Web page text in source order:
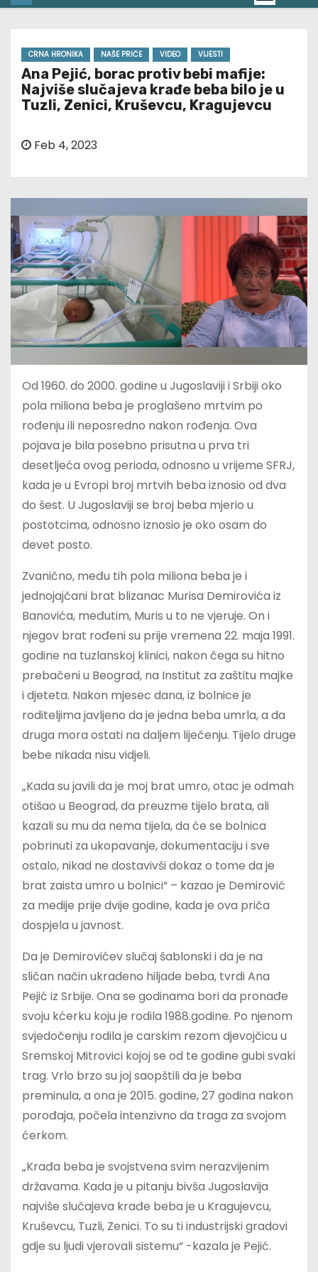
CRNA HRONIKA NAŠE PRIČE VIDEO VIJESTI
Ana Pejić, borac protiv bebi mafije:
Najviše slučajeva krađe beba bilo je u
Tuzli, Zenici, Kruševcu, Kragujevcu
Feb 4, 2023
Od 1960. do 2000. godine u Jugoslaviji i Srbiji oko
pola miliona beba je proglašeno mrtvim po
rođenju ili neposredno nakon rođenja. Ova
pojava je bila posebno prisutna u prva tri
desetljeća ovog perioda, odnosno u vrijeme SFRJ,
kada je u Evropi broj mrtvih beba iznosio od dva
do šest. U Jugoslaviji se broj beba mjerio u
postotcima, odnosno iznosio je oko osam do
devet posto.
Zvanično, među tih pola miliona beba je i
jednojajčani brat blizanac Murisa Demirovića iz
Banovića, međutim, Muris u to ne vjeruje. On i
njegov brat rođeni su prije vremena 22. maja 1991.
godine na tuzlanskoj klinici, nakon čega su hitno
prebačeni u Beograd, na Institut za zaštitu majke
i djeteta. Nakon mjesec dana, iz bolnice je
roditeljima javljeno da je jedna beba umrla, a da
druga mora ostati na daljem liječenju. Tijelo druge
bebe nikada nisu vidjeli.
„Kada su javili da je moj brat umro, otac je odmah
otišao u Beograd, da preuzme tijelo brata, ali
kazali su mu da nema tijela, da će se bolnica
pobrinuti za ukopavanje, dokumentaciju i sve
ostalo, nikad ne dostavivši dokaz o tome da je
brat zaista umro u bolnici“ – kazao je Demirović
za medije prije dvije godine, kada je ova priča
dospjela u javnost.
Da je Demirovićev slučaj šablonski i da je na
sličan način ukradeno hiljade beba, tvrdi Ana
Pejić iz Srbije. Ona se godinama bori da pronađe
svoju kćerku koju je rodila 1988.godine. Po njenom
svjedočenju rodila je carskim rezom djevojčicu u
Sremskoj Mitrovici kojoj se od te godine gubi svaki
trag. Vrlo brzo su joj saopštili da je beba
preminula, a ona je 2015. godine, 27 godina nakon
porođaja, počela intenzivno da traga za svojom
ćerkom.
„Krađa beba je svojstvena svim nerazvijenim
državama. Kada je u pitanju bivša Jugoslavija
najviše slučajeva krađe beba je u Kragujevcu,
Kruševcu, Tuzli, Zenici. To su ti industrijski gradovi
gdje su ljudi vjerovali sistemu“ -kazala je Pejić.